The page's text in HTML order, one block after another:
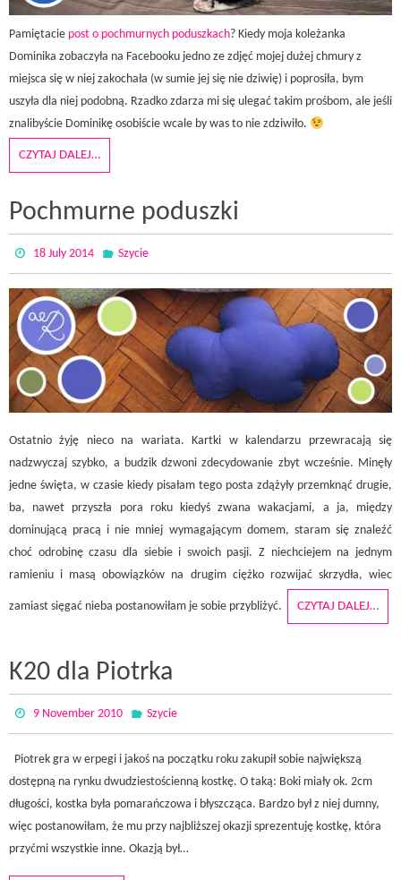
Pamiętacie post o pochmurnych poduszkach? Kiedy moja koleżanka
Dominika zobaczyła na Facebooku jedno ze zdjęć mojej dużej chmury z
miejsca się w niej zakochała (w sumie jej się nie dziwię) i poprosiła, bym
uszyła dla niej podobną. Rzadko zdarza mi się ulegać takim prośbom, ale jeśli
znalibyście Dominikę osobiście wcale by was to nie zdziwiło.
CZYTAJ DALEJ…
Pochmurne poduszki
18 July 2014 Szycie
Ostatnio żyję nieco na wariata. Kartki w kalendarzu przewracają się
nadzwyczaj szybko, a budzik dzwoni zdecydowanie zbyt wcześnie. Minęły
jedne święta, w czasie kiedy pisałam tego posta zdążyły przemknąć drugie,
ba, nawet przyszła pora roku kiedyś zwana wakacjami, a ja, między
dominującą pracą i nie mniej wymagającym domem, staram się znaleźć
choć odrobinę czasu dla siebie i swoich pasji. Z niechciejem na jednym
ramieniu i masą obowiązków na drugim ciężko rozwijać skrzydła, wiec
zamiast sięgać nieba postanowiłam je sobie przybliżyć. CZYTAJ DALEJ…
K20 dla Piotrka
9 November 2010 Szycie
Piotrek gra w erpegi i jakoś na początku roku zakupił sobie największą
dostępną na rynku dwudziestościenną kostkę. O taką: Boki miały ok. 2cm
długości, kostka była pomarańczowa i błyszcząca. Bardzo był z niej dumny,
więc postanowiłam, że mu przy najbliższej okazji sprezentuję kostkę, która
przyćmi wszystkie inne. Okazją był…